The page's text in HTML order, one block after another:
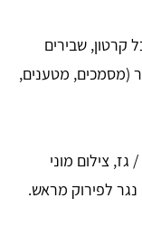
קרטון, שבירים
(מסמכים, מטענים,
צילום מוני
נגר לפירוק מראש.